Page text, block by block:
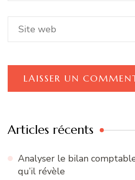
Articles récents
Analyser le bilan
qu’il révèle